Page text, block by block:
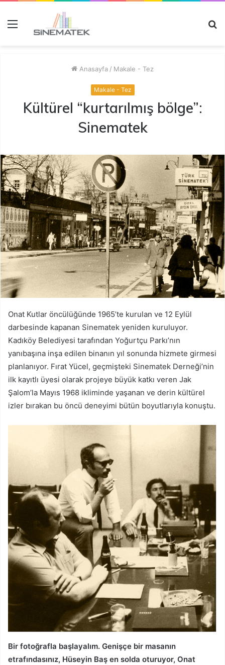
Menü
Anasayfa / Makale - Tez
Makale - Tez
Kültürel “kurtarılmış bölge”:
Sinematek
Onat Kutlar öncülüğünde 1965’te kurulan ve 12 Eylül
darbesinde kapanan Sinematek yeniden kuruluyor.
Kadıköy Belediyesi tarafından Yoğurtçu Parkı’nın
yanıbaşına inşa edilen binanın yıl sonunda hizmete girmesi
planlanıyor. Fırat Yücel, geçmişteki Sinematek Derneği’nin
ilk kayıtlı üyesi olarak projeye büyük katkı veren Jak
Şalom’la Mayıs 1968 ikliminde yaşanan ve derin kültürel
izler bırakan bu öncü deneyimi bütün boyutlarıyla konuştu.
Bir fotoğrafla başlayalım. Genişçe bir masanın
etrafındasınız, Hüseyin Baş en solda oturuyor, Onat